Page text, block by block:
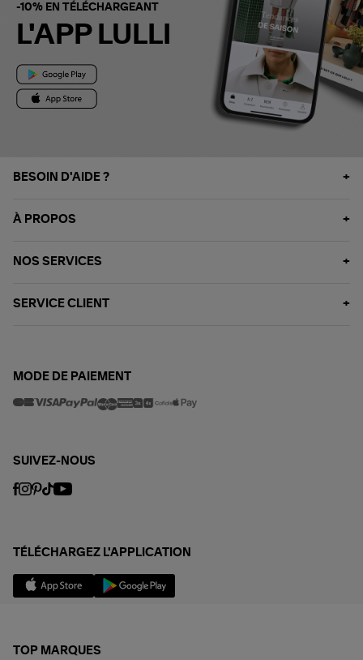
-10% EN TÉLÉCHARGEANT
L'APP LULLI
BESOIN D'AIDE ?
À PROPOS
NOS SERVICES
SERVICE CLIENT
MODE DE PAIEMENT
SUIVEZ-NOUS
TÉLÉCHARGEZ L'APPLICATION
TOP MARQUES